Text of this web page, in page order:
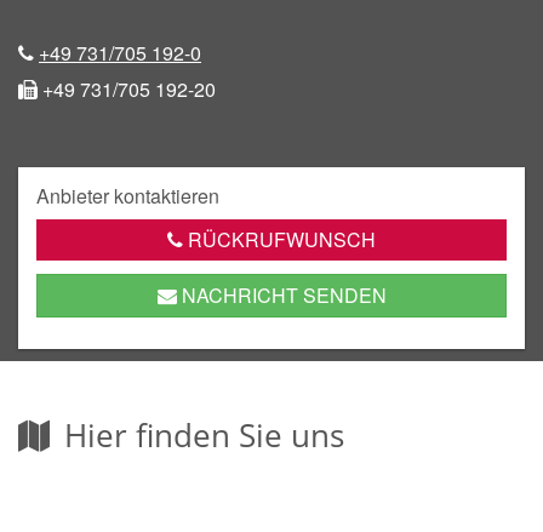
+49 731/705 192-0
+49 731/705 192-20
Anbieter kontaktieren
RÜCKRUFWUNSCH
NACHRICHT SENDEN
Hier finden Sie uns